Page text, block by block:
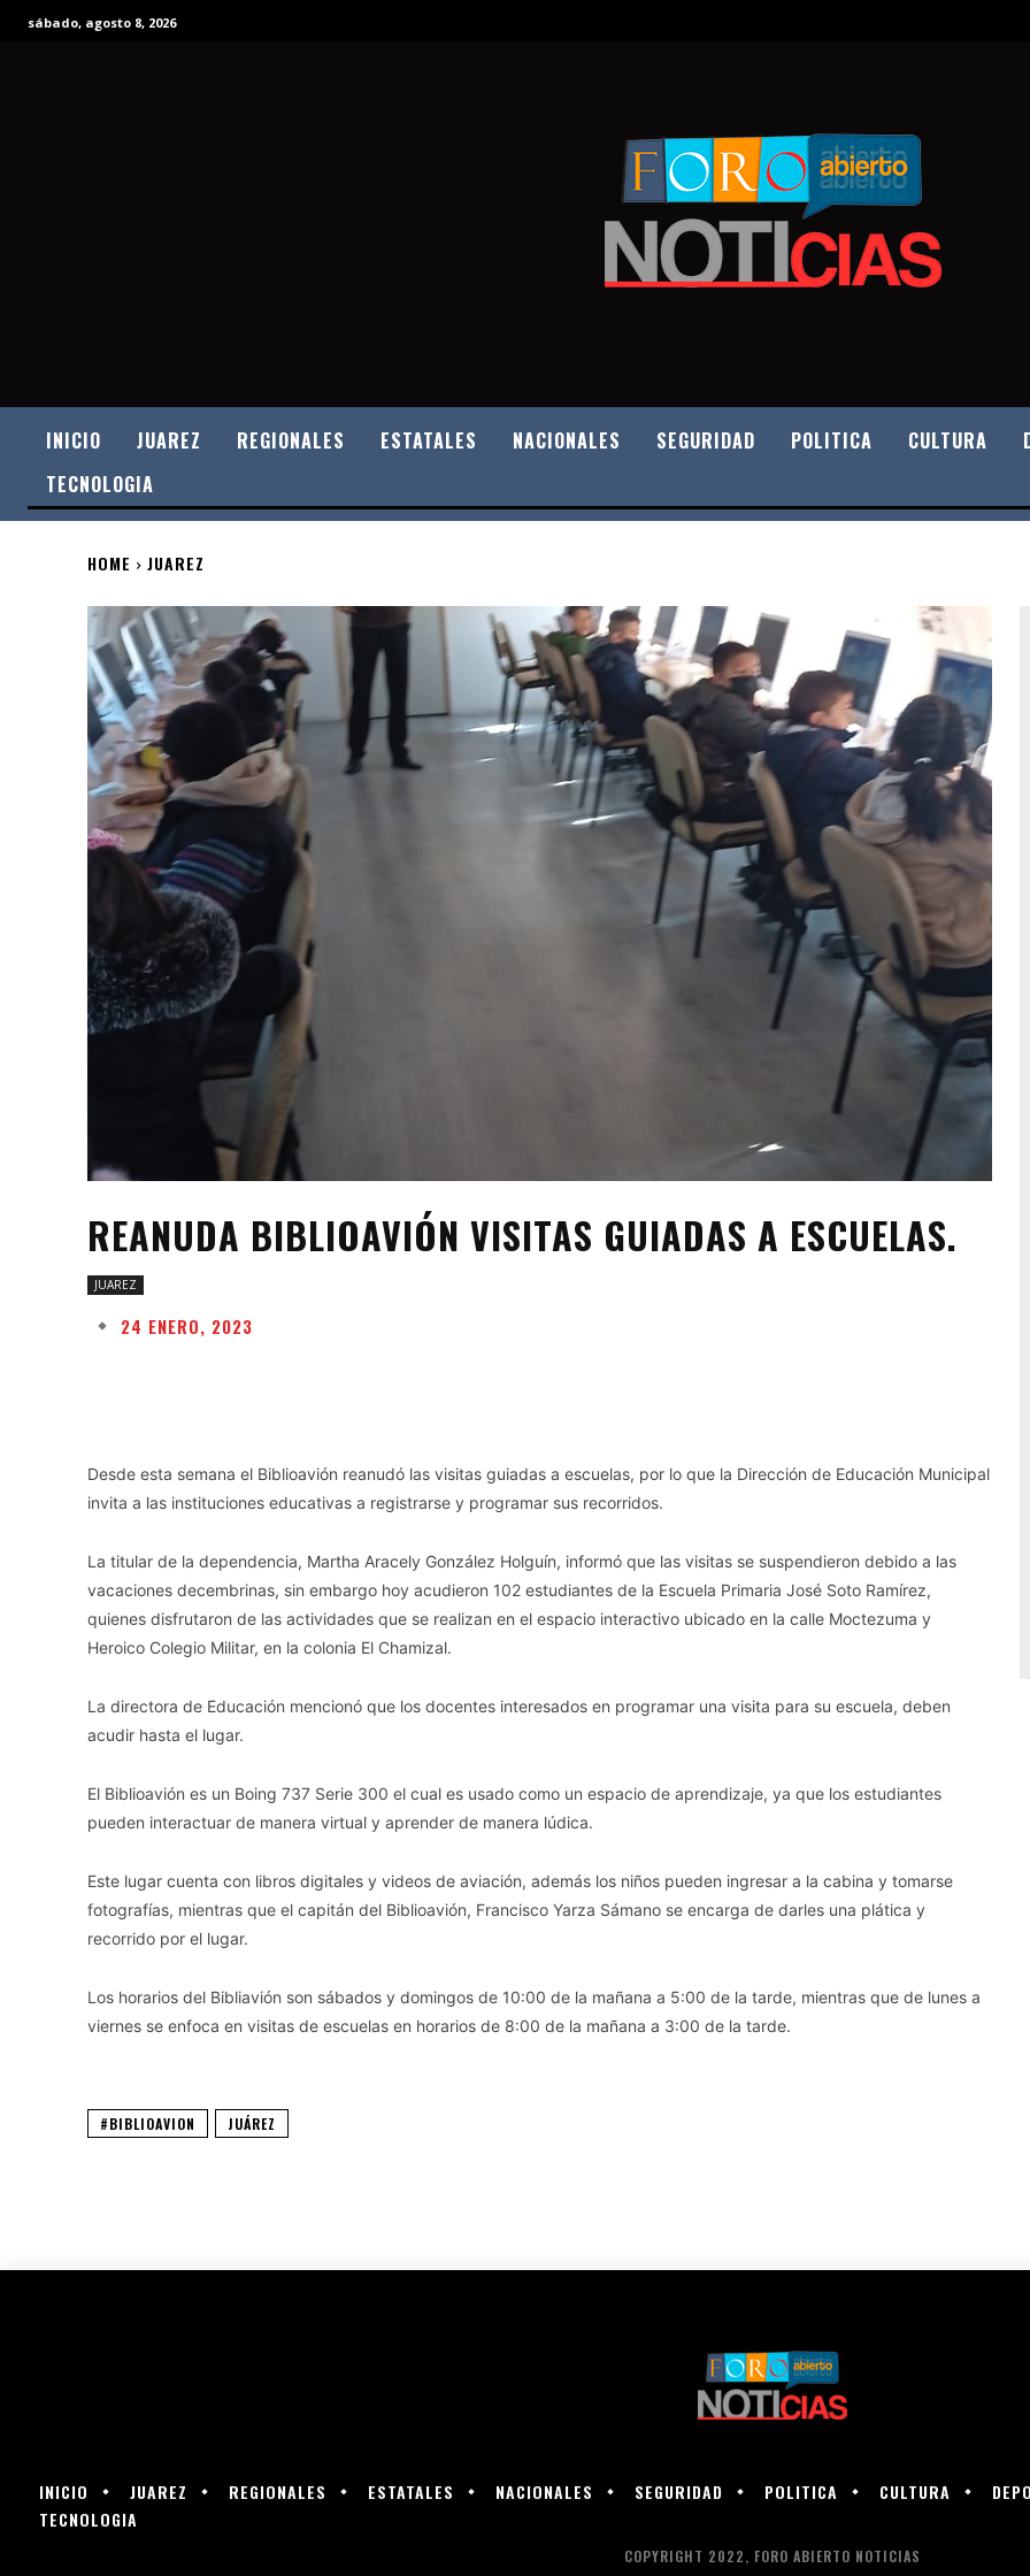
sábado, agosto 8, 2026
INICIO JUAREZ REGIONALES ESTATALES NACIONALES SEGURIDAD POLITICA CULTURA
TECNOLOGIA
HOME JUAREZ
REANUDA BIBLIOAVIÓN VISITAS GUIADAS A ESCUELAS.
JUAREZ
24 ENERO, 2023
Desde esta semana el Biblioavión reanudó las visitas guiadas a escuelas, por lo que la Dirección de Educación Municipal
invita a las instituciones educativas a registrarse y programar sus recorridos.
La titular de la dependencia, Martha Aracely González Holguín, informó que las visitas se suspendieron debido a las
vacaciones decembrinas, sin embargo hoy acudieron 102 estudiantes de la Escuela Primaria José Soto Ramírez,
quienes disfrutaron de las actividades que se realizan en el espacio interactivo ubicado en la calle Moctezuma y
Heroico Colegio Militar, en la colonia El Chamizal.
La directora de Educación mencionó que los docentes interesados en programar una visita para su escuela, deben
acudir hasta el lugar.
El Biblioavión es un Boing 737 Serie 300 el cual es usado como un espacio de aprendizaje, ya que los estudiantes
pueden interactuar de manera virtual y aprender de manera lúdica.
Este lugar cuenta con libros digitales y videos de aviación, además los niños pueden ingresar a la cabina y tomarse
fotografías, mientras que el capitán del Biblioavión, Francisco Yarza Sámano se encarga de darles una plática y
recorrido por el lugar.
Los horarios del Bibliavión son sábados y domingos de 10:00 de la mañana a 5:00 de la tarde, mientras que de lunes a
viernes se enfoca en visitas de escuelas en horarios de 8:00 de la mañana a 3:00 de la tarde.
#BIBLIOAVION JUÁREZ
INICIO JUAREZ REGIONALES ESTATALES NACIONALES SEGURIDAD POLITICA CULTURA
TECNOLOGIA
COPYRIGHT 2022, FORO ABIERTO NOTICIAS